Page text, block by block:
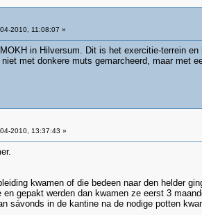
2010, 11:08:07 »
in Hilversum. Dit is het exercitie-terrein
met donkere muts gemarcheerd, maar met
2010, 13:37:43 »
kwamen of die bedeen naar den helder
gepakt werden dan kwamen ze eerst 3
sávonds in de kantine na de nodige potten